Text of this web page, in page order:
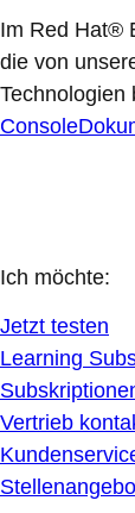
Im Red Hat®
die von
Technologien
Console
Ich möchte:
Jetzt testen
Learning
Vertrieb